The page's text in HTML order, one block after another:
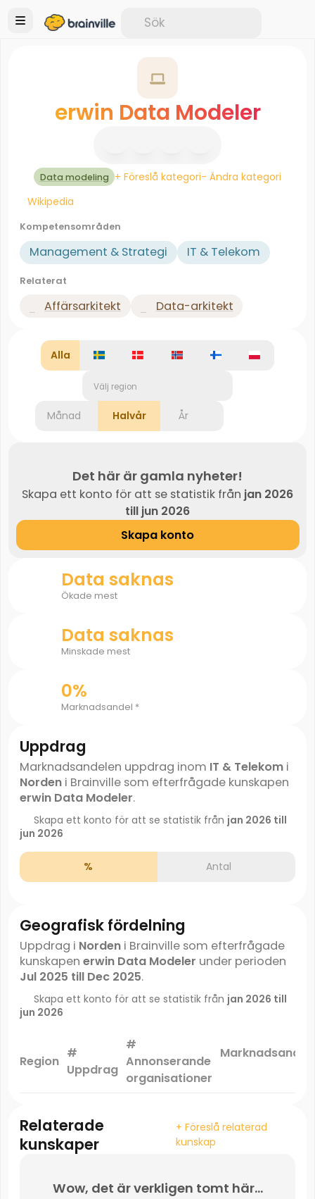
erwin Data Modeler
Data modeling + Föreslå kategori- Ändra kategori
Wikipedia
Kompetensområden
Management & Strategi IT & Telekom
Relaterat
Affärsarkitekt Data-arkitekt
Alla
Välj region
Månad Halvår År
Det här är gamla nyheter!
Skapa ett konto för att se statistik från jan 2026
till jun 2026
Skapa konto
Data saknas
Ökade mest
Data saknas
Minskade mest
0%
Marknadsandel *
Uppdrag
Marknadsandelen uppdrag inom IT & Telekomi
Nordeni Brainville som efterfrågade kunskapen
erwin Data Modeler.
Skapa ett konto för att se statistik från jan 2026 till
jun 2026
% Antal
Geografisk fördelning
Uppdrag i Nordeni Brainville som efterfrågade
kunskapen erwin Data Modeler under perioden
Jul 2025 till Dec 2025.
Skapa ett konto för att se statistik från jan 2026 till
jun 2026
Region
#
Uppdrag
#
Annonserande
organisationer
Marknadsandel
Relaterade
kunskaper
+ Föreslå relaterad
kunskap
Wow, det är verkligen tomt här...